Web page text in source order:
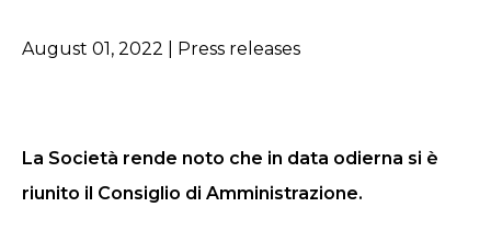
August 01, 2022 | Press releases
La Società rende noto che in data odierna si è
riunito il Consiglio di Amministrazione.